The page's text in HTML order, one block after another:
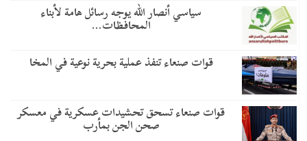
سياسي أنصار الله يوجه رسائل هامة لأبناء
المحافظات…
قوات صنعاء تنفذ عملية بحرية نوعية في المخا
قوات صنعاء تسحق تحشيدات عسكرية في معسكر
صحن الجن بمأرب